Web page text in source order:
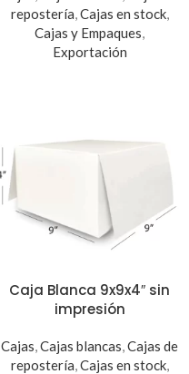
repostería,Cajas en stock,
Cajas y Empaques,
Exportación
Caja Blanca 9x9x4″ sin
impresión
Cajas,Cajas blancas,Cajas de
repostería,Cajas en stock,